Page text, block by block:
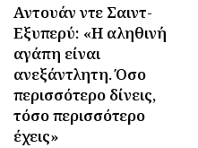
Αντουάν ντε Σαιντ-
Εξυπερύ: «Η αληθινή
αγάπη είναι
ανεξάντλητη. Όσο
περισσότερο δίνεις,
τόσο περισσότερο
έχεις»